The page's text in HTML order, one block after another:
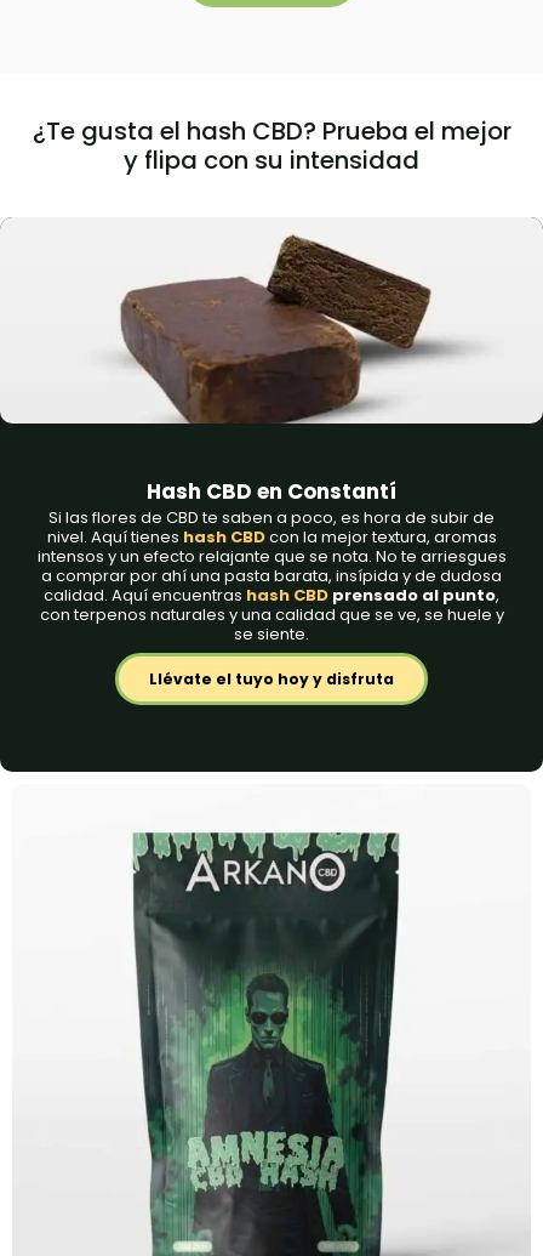
¿Te gusta el hash CBD? Prueba el mejor
y flipa con su intensidad
Hash CBD​ en Constantí
Si las flores de CBD te saben a poco, es hora de subir de
nivel. Aquí tienes hash CBDcon la mejor textura, aromas
intensos y un efecto relajante que se nota. No te arriesgues
a comprar por ahí una pasta barata, insípida y de dudosa
calidad. Aquí encuentras hash CBD prensado al punto,
con terpenos naturales y una calidad que se ve, se huele y
se siente.
Llévate el tuyo hoy y disfruta